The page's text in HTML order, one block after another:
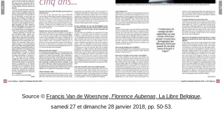
Source © Francis Van de Woestyne, Florence Aubenas, La Libre Belgique,
samedi 27 et dimanche 28 janvier 2018, pp. 50-53.